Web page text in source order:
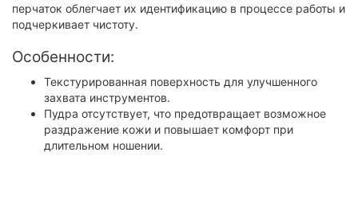
перчаток облегчает их идентификацию в процессе работы и
подчеркивает чистоту.
Особенности:
Текстурированная поверхность для улучшенного
захвата инструментов.
Пудра отсутствует, что предотвращает возможное
раздражение кожи и повышает комфорт при
длительном ношении.